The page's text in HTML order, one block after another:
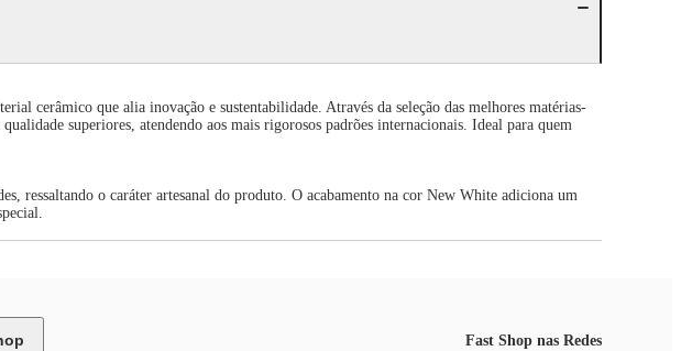
cerâmico que alia inovação e sustentabilidade. Através da seleção das melhores matérias-
superiores, atendendo aos mais rigorosos padrões internacionais. Ideal para quem
ressaltando o caráter artesanal do produto. O acabamento na cor New White adiciona um
Fast Shop nas Redes